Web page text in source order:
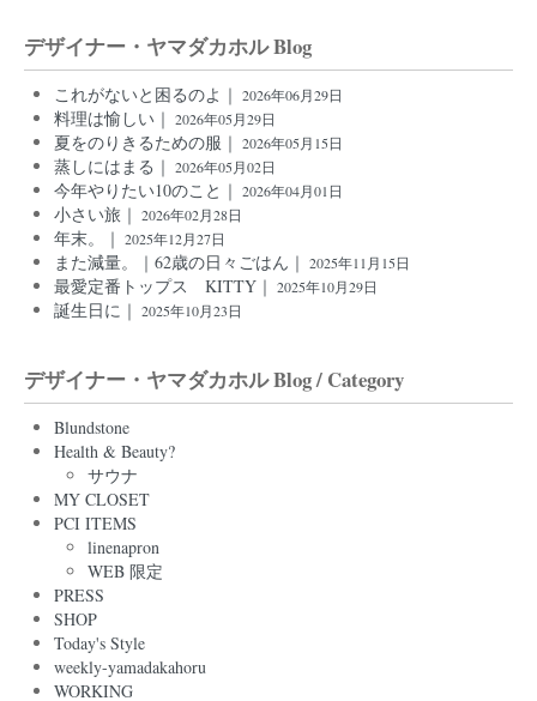
デザイナー・ヤマダカホル Blog
これがないと困るのよ｜ 2026年06月29日
料理は愉しい｜ 2026年05月29日
夏をのりきるための服｜ 2026年05月15日
蒸しにはまる｜ 2026年05月02日
今年やりたい10のこと｜ 2026年04月01日
小さい旅｜ 2026年02月28日
年末。｜ 2025年12月27日
また減量。｜62歳の日々ごはん｜ 2025年11月15日
最愛定番トップス KITTY｜ 2025年10月29日
誕生日に｜ 2025年10月23日
デザイナー・ヤマダカホル Blog / Category
Blundstone
Health & Beauty?
サウナ
MY CLOSET
PCI ITEMS
linenapron
WEB 限定
PRESS
SHOP
Today's Style
weekly-yamadakahoru
WORKING